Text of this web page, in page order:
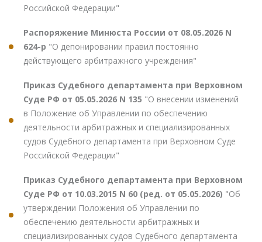
Российской Федерации"
Распоряжение Минюста России от 08.05.2026 N
624-р "О депонировании правил постоянно
действующего арбитражного учреждения"
Приказ Судебного департамента при Верховном
Суде РФ от 05.05.2026 N 135 "О внесении изменений
в Положение об Управлении по обеспечению
деятельности арбитражных и специализированных
судов Судебного департамента при Верховном Суде
Российской Федерации"
Приказ Судебного департамента при Верховном
Суде РФ от 10.03.2015 N 60 (ред. от 05.05.2026) "Об
утверждении Положения об Управлении по
обеспечению деятельности арбитражных и
специализированных судов Судебного департамента